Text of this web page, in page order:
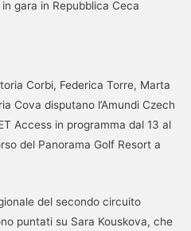
Corbi, Federica Torre, Marta
Cova disputano l’Amundi Czech
Access in programma dal 13 al
del Panorama Golf Resort a
del secondo circuito
puntati su Sara Kouskova, che